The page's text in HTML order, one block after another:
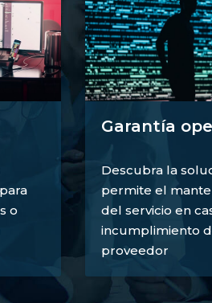
o
Garantía
Descubra la
permite el
del servicio en
incumplimiento
proveedor